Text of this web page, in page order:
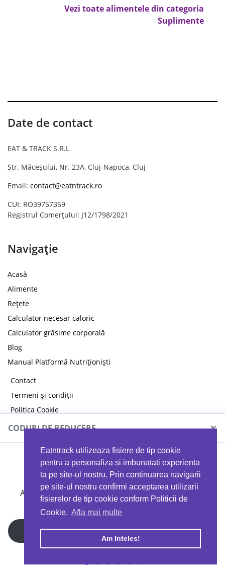
Eatntrack utilizeaza fisiere de tip cookie
pentru a personaliza si imbunatati experienta
ta pe site-ul nostru. Prin continuarea navigarii
pe site-ul nostru confirmi acceptarea utilizarii
fisierelor de tip cookie conform Politicii de
Cookie. Afla mai multe
Am Inteles!
Vezi toate alimentele din categoria
Suplimente
Date de contact
EAT & TRACK S.R.L
Str. Măceșului, Nr. 23A, Cluj-Napoca, Cluj
Email: contact@eatntrack.ro
CUI: RO39757359
Registrul Comerțului: J12/1798/2021
Navigație
Acasă
Alimente
Rețete
Calculator necesar caloric
Calculator grăsime corporală
Blog
Manual Platformă Nutriționiști
Contact
Termeni și condiții
Politica Cookie
Politica de confidențialitate
Copyright © 2026 EAT & TRACK S.R.L
CODURI DE REDUCERE ×
MYPROTEIN
Ai 40%reducere la orice comandă folosind codul
EATTRACK
Profită acum